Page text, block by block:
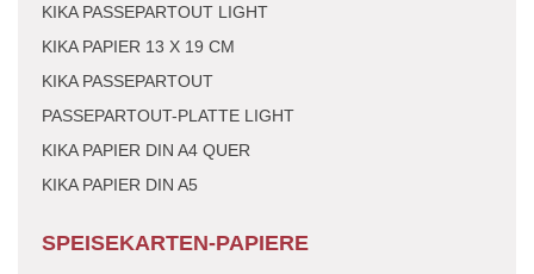
KIKA PASSEPARTOUT LIGHT
KIKA PAPIER 13 X 19 CM
KIKA PASSEPARTOUT
PASSEPARTOUT-PLATTE LIGHT
KIKA PAPIER DIN A4 QUER
KIKA PAPIER DIN A5
SPEISEKARTEN-PAPIERE